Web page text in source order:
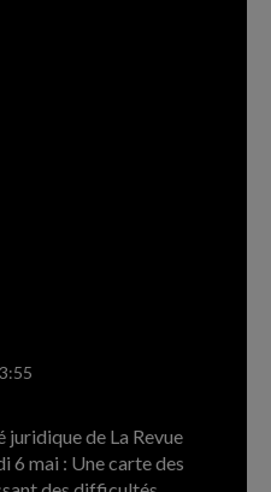
juridique de La Revue
6 mai : Une carte des